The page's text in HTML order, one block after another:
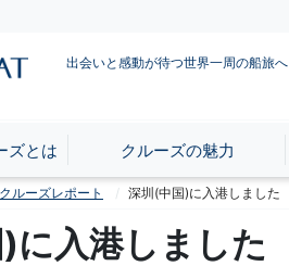
出会いと感動が待つ世界一周の船旅へ
ズとは クルーズの魅力
クルーズレポート 深圳(中国)に入港しました
に入港しました